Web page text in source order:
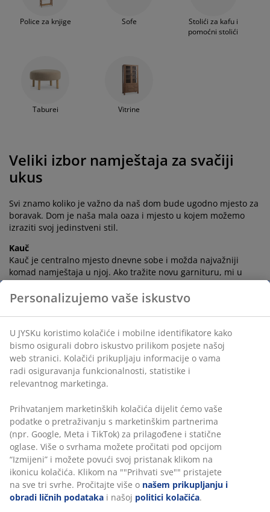
Police za knjige Sofe
Stolići za kafu i
pomoćni stolići
Taburei Vitrine
Veliki izbor namještaja za svačiji
ukus
Svi znamo koliko je važno da naš dom bude ugodno mjesto za
boravak. Dom je naša mala oaza i mjesto u kojem možemo
izraziti svoj jedinstveni stil.
Kauč
Kauč je centralno mjesto dnevne sobe i možda najvažniji
komad namještaja u njoj. Ako tražite novu garnituru, mi u
JYSKu imamo veliki izbor sofa, sofa na razvlačenje i ugaonih
garnitura od različitih materijala i boja, a ne pravimo
kompromise u dizajnu i udobnosti. Naći ćete i male i velike
kauče u mnogo različitih veličina, pa ćete lako moći izabrati
onu koja se uklapa u vašu dnevnu sobu.
Stolić za kafu
Nema kauča bez stolića - ovo je istina u većini domova. Uz
stolić za kafu dobijate mjesto za daljinski upravljač i grickalice
/ piće, a možete ga koristiti kao podnožje za noge. Birajte
veličinama i od različitih materijala.
Komoda za TV
U većini domova dnevni boravak sadrži i televizor. Odabirom
TV komode koja odgovara vašem životnom stilu, možete biti
sigurni da će se vaš televizor uklopiti s dekorom i da pri tome
neće izgledati previše dominantno. Možda biste radije koristili
policu za knjige ili ormarić kao TV stolić i tako dobili više
prostora u ormaru.
Personalizujemo vaše iskustvo
U JYSKu koristimo kolačiće i mobilne identifikatore kako
bismo osigurali dobro iskustvo prilikom posjete našoj
web stranici. Kolačići prikupljaju informacije o vama
radi osiguravanja funkcionalnosti, statistike i
relevantnog marketinga.
Prihvatanjem marketinških kolačića dijelit ćemo vaše
podatke o pretraživanju s marketinškim partnerima
(npr. Google, Meta i TikTok) za prilagođene i statične
oglase. Više o svrhama možete pročitati pod opcijom
“Izmijeni” i možete povući svoj pristanak klikom na
ikonicu kolačića. Klikom na ""Prihvati sve"" pristajete
na sve tri svrhe. Pročitajte više o našem prikupljanju i
obradi ličnih podataka i našoj politici kolačića.